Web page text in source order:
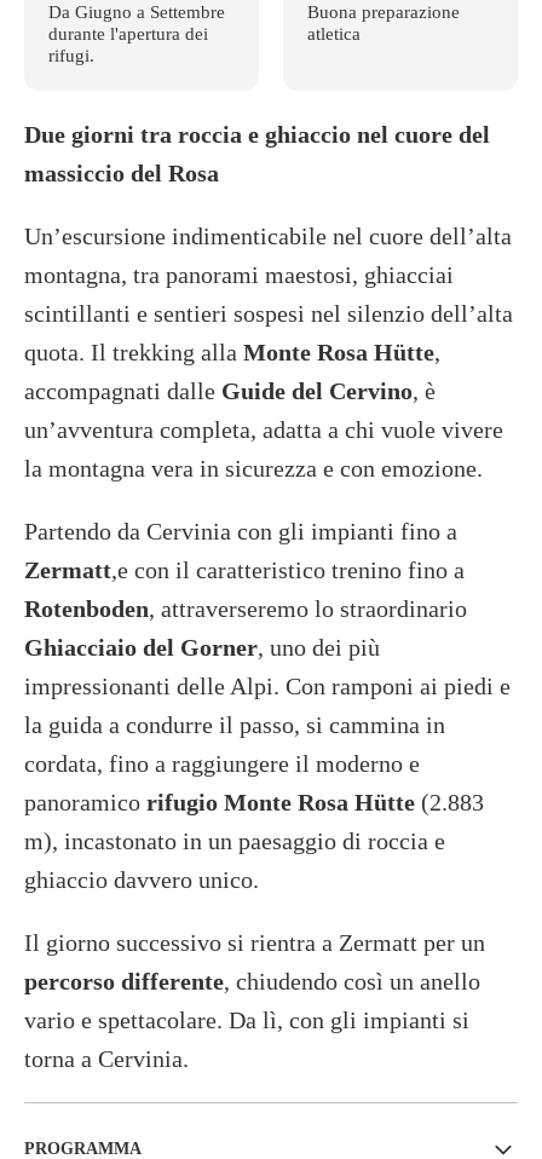
Da Giugno a Settembre
durante l'apertura dei
rifugi.
Buona preparazione
atletica
Due giorni tra roccia e ghiaccio nel cuore del
massiccio del Rosa
Un’escursione indimenticabile nel cuore dell’alta
montagna, tra panorami maestosi, ghiacciai
scintillanti e sentieri sospesi nel silenzio dell’alta
quota. Il trekking alla Monte Rosa Hütte,
accompagnati dalle Guide del Cervino, è
un’avventura completa, adatta a chi vuole vivere
la montagna vera in sicurezza e con emozione.
Partendo da Cervinia con gli impianti fino a
Zermatt,e con il caratteristico trenino fino a
Rotenboden, attraverseremo lo straordinario
Ghiacciaio del Gorner, uno dei più
impressionanti delle Alpi. Con ramponi ai piedi e
la guida a condurre il passo, si cammina in
cordata, fino a raggiungere il moderno e
panoramico rifugio Monte Rosa Hütte (2.883
m), incastonato in un paesaggio di roccia e
ghiaccio davvero unico.
Il giorno successivo si rientra a Zermatt per un
percorso differente, chiudendo così un anello
vario e spettacolare. Da lì, con gli impianti si
torna a Cervinia.
PROGRAMMA